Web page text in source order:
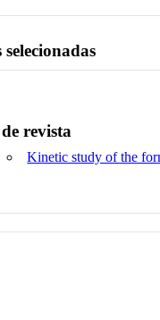
revista
Kinetic study of the